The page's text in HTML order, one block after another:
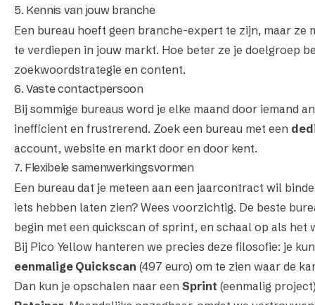
5. Kennis van jouw branche
Een bureau hoeft geen branche-expert te zijn, maar ze
te verdiepen in jouw markt. Hoe beter ze je doelgroep
zoekwoordstrategie en content.
6. Vaste contactpersoon
Bij sommige bureaus word je elke maand door iemand
inefficient en frustrerend. Zoek een bureau met een
account, website en markt door en door kent.
7. Flexibele samenwerkingsvormen
Een bureau dat je meteen aan een jaarcontract wil
iets hebben laten zien? Wees voorzichtig. De beste
begin met een quickscan of sprint, en schaal op als het
Bij Pico Yellow hanteren we precies deze filosofie: je
eenmalige Quickscan (497 euro) om te zien waar de
Dan kun je opschalen naar een Sprint (eenmalig